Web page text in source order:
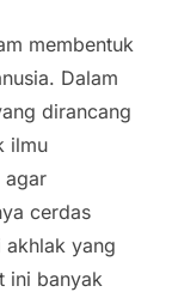
membentuk
Dalam
dirancang
ilmu
agar
cerdas
akhlak yang
ini banyak